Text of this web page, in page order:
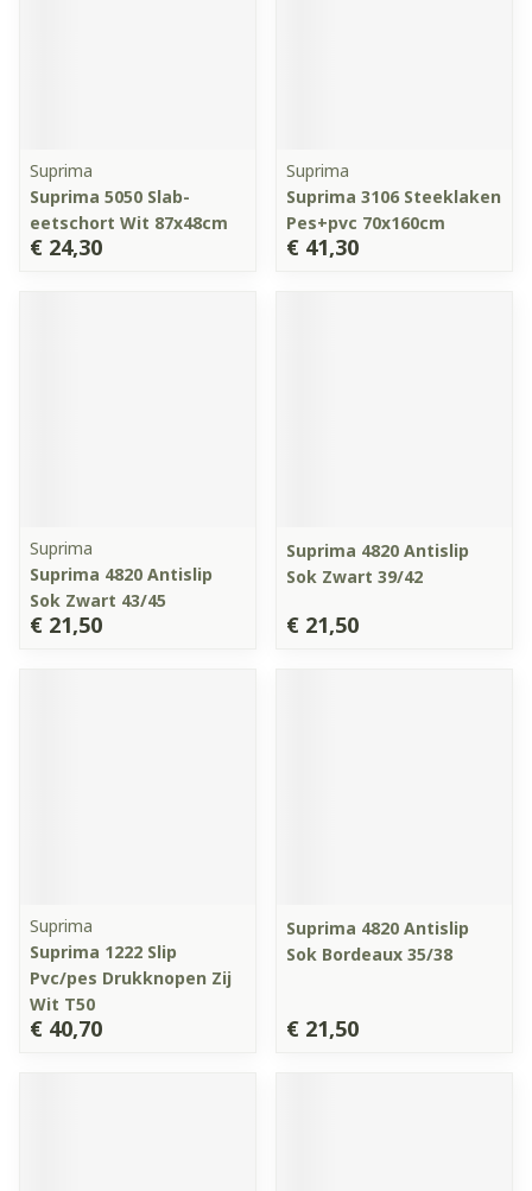
Suprima
Suprima 5050 Slab-
eetschort Wit 87x48cm
€ 24,30
Suprima
Suprima 3106 Steeklaken
Pes+pvc 70x160cm
€ 41,30
Suprima
Suprima 4820 Antislip
Sok Zwart 43/45
€ 21,50
Suprima 4820 Antislip
Sok Zwart 39/42
€ 21,50
Suprima
Suprima 1222 Slip
Pvc/pes Drukknopen Zij
Wit T50
€ 40,70
Suprima 4820 Antislip
Sok Bordeaux 35/38
€ 21,50